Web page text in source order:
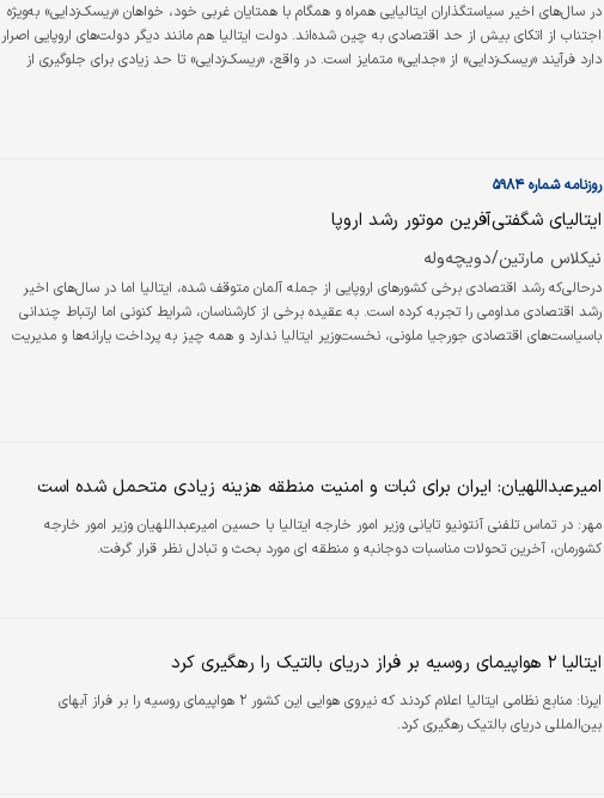
در سال‌های اخیر سیاستگذاران ایتالیایی همراه و همگام با همتایان غربی خود، خواهان «ریسک‌زدایی» به‌ویژه
اجتناب از اتکای بیش از حد اقتصادی به چین شده‌اند. دولت ایتالیا هم مانند دیگر دولت‌های اروپایی اصرار
دارد فرآیند «ریسک‌زدایی» از «جدایی» متمایز است. در واقع، «ریسک‌زدایی» تا حد زیادی برای جلوگیری از
روزنامه شماره ۵۹۸۴
ایتالیای شگفتی‌آفرین ‌موتور رشد اروپا
نیکلاس مارتین/دویچه‌وله
درحالی‌که رشد اقتصادی برخی کشورهای اروپایی از جمله آلمان متوقف شده، ایتالیا اما در سال‌های اخیر
رشد اقتصادی مداومی را تجربه کرده است. به عقیده برخی از کارشناسان، شرایط کنونی اما ارتباط چندانی
باسیاست‌های اقتصادی جورجیا ملونی، نخست‌وزیر ایتالیا ندارد و همه چیز به پرداخت یارانه‌ها و مدیریت
امیرعبداللهیان: ایران برای ثبات و امنیت منطقه هزینه زیادی متحمل شده است
مهر: در تماس تلفنی آنتونیو تایانی وزیر امور خارجه ایتالیا با حسین امیرعبداللهیان وزیر امور خارجه
کشورمان، آخرین تحولات مناسبات دوجانبه و منطقه ای مورد بحث و تبادل نظر قرار گرفت.
ایتالیا ۲ هواپیمای روسیه بر فراز دریای بالتیک را رهگیری کرد
ایرنا:
منابع نظامی ایتالیا اعلام کردند که نیروی هوایی این کشور ۲ هواپیمای روسیه را بر فراز آبهای
بین‌المللی دریای بالتیک رهگیری کرد.